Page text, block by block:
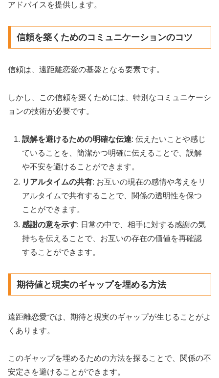
アドバイスを提供します。
信頼を築くためのコミュニケーションのコツ
信頼は、遠距離恋愛の基盤となる要素です。
しかし、この信頼を築くためには、特別なコミュニケーシ
ョンの技術が必要です。
誤解を避けるための明確な伝達: 伝えたいことや感じ
ていることを、簡潔かつ明確に伝えることで、誤解
や不安を避けることができます。
リアルタイムの共有: お互いの現在の感情や考えをリ
アルタイムで共有することで、関係の透明性を保つ
ことができます。
感謝の意を示す: 日常の中で、相手に対する感謝の気
持ちを伝えることで、お互いの存在の価値を再確認
することができます。
期待値と現実のギャップを埋める方法
遠距離恋愛では、期待と現実のギャップが生じることがよ
くあります。
このギャップを埋めるための方法を探ることで、関係の不
安定さを避けることができます。